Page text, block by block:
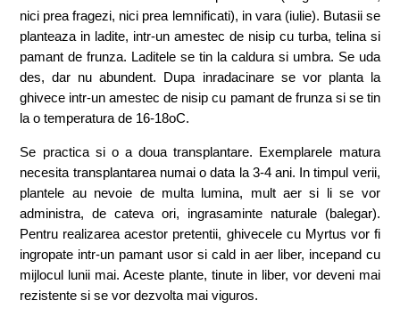
nici prea fragezi, nici prea lemnificati), in vara (iulie). Butasii se
planteaza in ladite, intr-un amestec de nisip cu turba, telina si
pamant de frunza. Laditele se tin la caldura si umbra. Se uda
des, dar nu abundent. Dupa inradacinare se vor planta la
ghivece intr-un amestec de nisip cu pamant de frunza si se tin
la o temperatura de 16-18oC.
Se practica si o a doua transplantare. Exemplarele matura
necesita transplantarea numai o data la 3-4 ani. In timpul verii,
plantele au nevoie de multa lumina, mult aer si li se vor
administra, de cateva ori, ingrasaminte naturale (balegar).
Pentru realizarea acestor pretentii, ghivecele cu Myrtus vor fi
ingropate intr-un pamant usor si cald in aer liber, incepand cu
mijlocul lunii mai. Aceste plante, tinute in liber, vor deveni mai
rezistente si se vor dezvolta mai viguros.